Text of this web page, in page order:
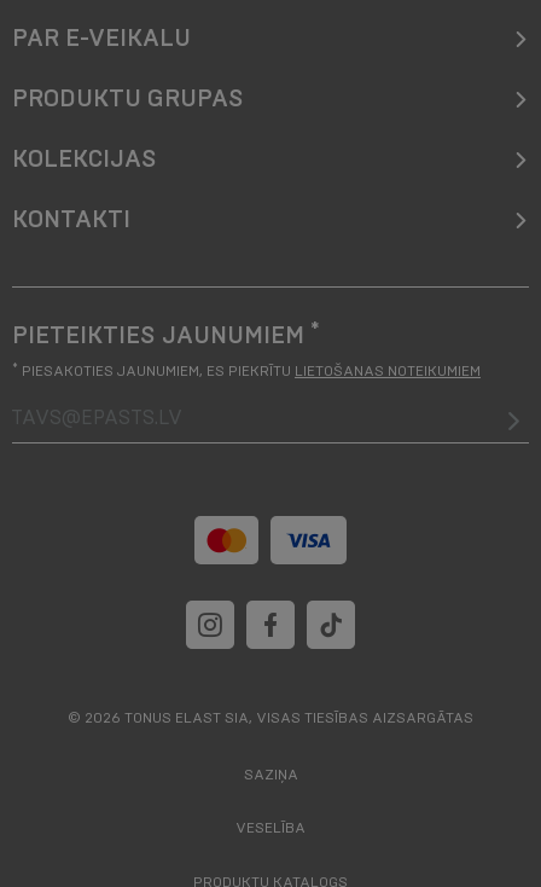
PAR E-VEIKALU
PRODUKTU GRUPAS
KOLEKCIJAS
KONTAKTI
PIETEIKTIES JAUNUMIEM *
* PIESAKOTIES JAUNUMIEM, ES PIEKRĪTU LIETOŠANAS NOTEIKUMIEM
tavs@epasts.lv
© 2026 TONUS ELAST SIA, VISAS TIESĪBAS AIZSARGĀTAS
SAZIŅA
VESELĪBA
PRODUKTU KATALOGS